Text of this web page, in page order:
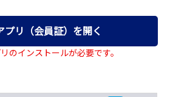
プリ（会員証）を開く
のインストールが必要です。